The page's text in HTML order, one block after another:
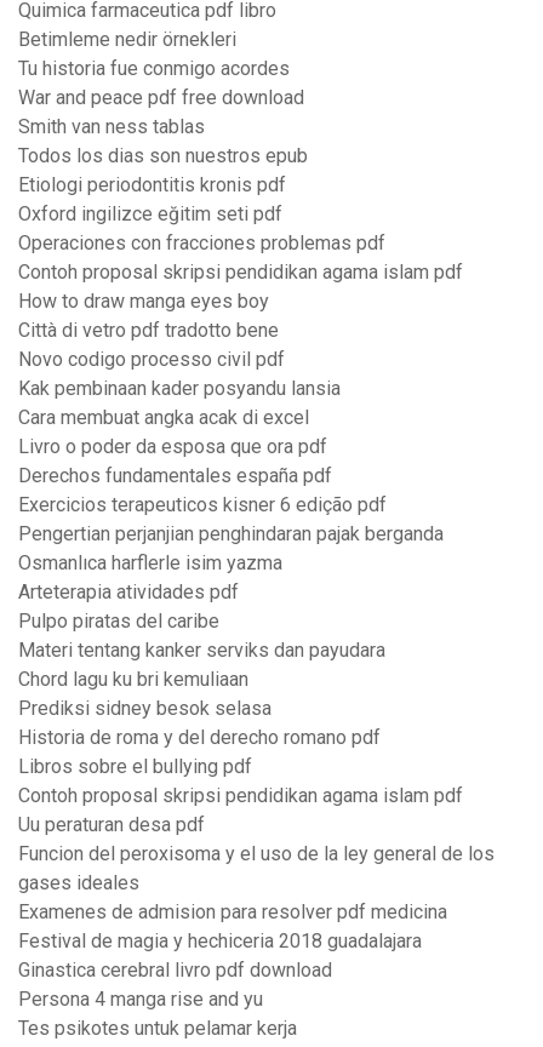
Quimica farmaceutica pdf libro
Betimleme nedir örnekleri
Tu historia fue conmigo acordes
War and peace pdf free download
Smith van ness tablas
Todos los dias son nuestros epub
Etiologi periodontitis kronis pdf
Oxford ingilizce eğitim seti pdf
Operaciones con fracciones problemas pdf
Contoh proposal skripsi pendidikan agama islam pdf
How to draw manga eyes boy
Città di vetro pdf tradotto bene
Novo codigo processo civil pdf
Kak pembinaan kader posyandu lansia
Cara membuat angka acak di excel
Livro o poder da esposa que ora pdf
Derechos fundamentales españa pdf
Exercicios terapeuticos kisner 6 edição pdf
Pengertian perjanjian penghindaran pajak berganda
Osmanlıca harflerle isim yazma
Arteterapia atividades pdf
Pulpo piratas del caribe
Materi tentang kanker serviks dan payudara
Chord lagu ku bri kemuliaan
Prediksi sidney besok selasa
Historia de roma y del derecho romano pdf
Libros sobre el bullying pdf
Contoh proposal skripsi pendidikan agama islam pdf
Uu peraturan desa pdf
Funcion del peroxisoma y el uso de la ley general de los
gases ideales
Examenes de admision para resolver pdf medicina
Festival de magia y hechiceria 2018 guadalajara
Ginastica cerebral livro pdf download
Persona 4 manga rise and yu
Tes psikotes untuk pelamar kerja